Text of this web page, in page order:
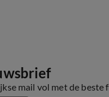
mail vol met de